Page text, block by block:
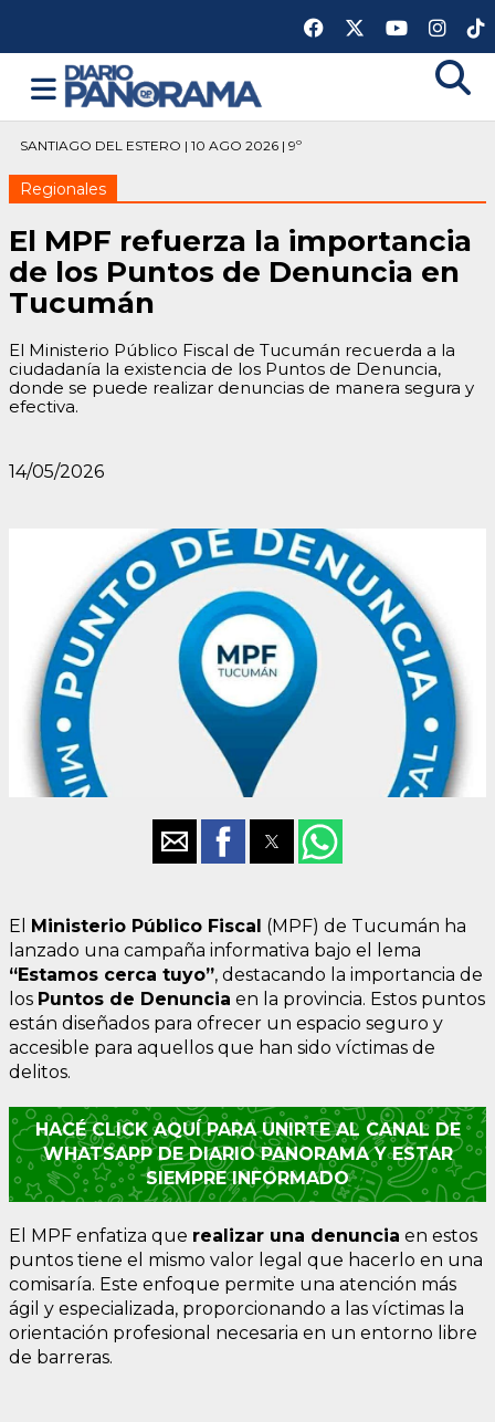
SANTIAGO DEL ESTERO | 10 AGO 2026 | 9º
Regionales
El MPF refuerza la importancia
de los Puntos de Denuncia en
Tucumán
El Ministerio Público Fiscal de Tucumán recuerda a la
ciudadanía la existencia de los Puntos de Denuncia,
donde se puede realizar denuncias de manera segura y
efectiva.
14/05/2026
El Ministerio Público Fiscal (MPF) de Tucumán ha
lanzado una campaña informativa bajo el lema
“Estamos cerca tuyo”, destacando la importancia de
los Puntos de Denuncia en la provincia. Estos puntos
están diseñados para ofrecer un espacio seguro y
accesible para aquellos que han sido víctimas de
delitos.
HACÉ CLICK AQUÍ PARA UNIRTE AL CANAL DE
WHATSAPP DE DIARIO PANORAMA Y ESTAR
SIEMPRE INFORMADO
El MPF enfatiza que realizar una denuncia en estos
puntos tiene el mismo valor legal que hacerlo en una
comisaría. Este enfoque permite una atención más
ágil y especializada, proporcionando a las víctimas la
orientación profesional necesaria en un entorno libre
de barreras.